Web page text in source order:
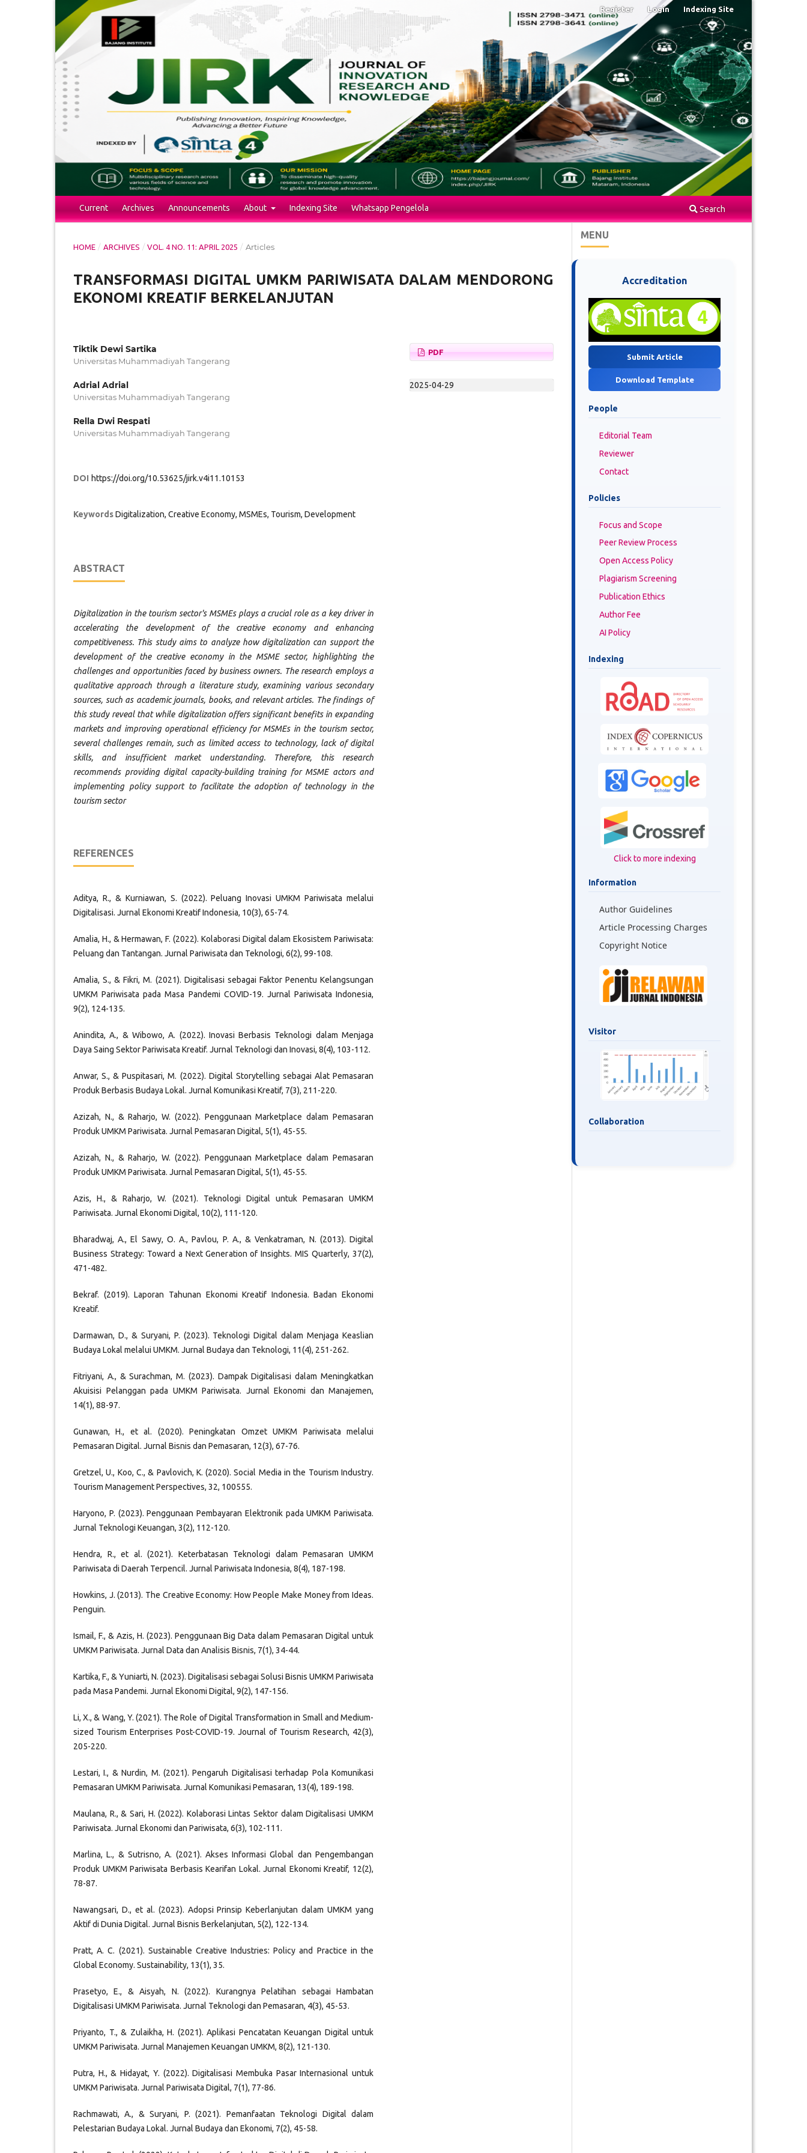
Current Archives Announcements About Indexing Site Whatsapp Pengelola Search
Register Login Indexing Site
HOME / ARCHIVES / VOL. 4 NO. 11: APRIL 2025 / Articles
TRANSFORMASI DIGITAL UMKM PARIWISATA DALAM MENDORONG
EKONOMI KREATIF BERKELANJUTAN
Tiktik Dewi Sartika
Universitas Muhammadiyah Tangerang
Adrial Adrial
Universitas Muhammadiyah Tangerang
Rella Dwi Respati
Universitas Muhammadiyah Tangerang
DOI https://doi.org/10.53625/jirk.v4i11.10153
KeywordsDigitalization, Creative Economy, MSMEs, Tourism, Development
ABSTRACT
Digitalization in the tourism sector's MSMEs plays a crucial role as a key driver in
accelerating the development of the creative economy and enhancing
competitiveness. This study aims to analyze how digitalization can support the
development of the creative economy in the MSME sector, highlighting the
challenges and opportunities faced by business owners. The research employs a
qualitative approach through a literature study, examining various secondary
sources, such as academic journals, books, and relevant articles. The findings of
this study reveal that while digitalization offers significant benefits in expanding
markets and improving operational efficiency for MSMEs in the tourism sector,
several challenges remain, such as limited access to technology, lack of digital
skills, and insufficient market understanding. Therefore, this research
recommends providing digital capacity-building training for MSME actors and
implementing policy support to facilitate the adoption of technology in the
tourism sector
REFERENCES
Aditya, R., & Kurniawan, S. (2022). Peluang Inovasi UMKM Pariwisata melalui
Digitalisasi. Jurnal Ekonomi Kreatif Indonesia, 10(3), 65-74.
Amalia, H., & Hermawan, F. (2022). Kolaborasi Digital dalam Ekosistem Pariwisata:
Peluang dan Tantangan. Jurnal Pariwisata dan Teknologi, 6(2), 99-108.
Amalia, S., & Fikri, M. (2021). Digitalisasi sebagai Faktor Penentu Kelangsungan
UMKM Pariwisata pada Masa Pandemi COVID-19. Jurnal Pariwisata Indonesia,
9(2), 124-135.
Anindita, A., & Wibowo, A. (2022). Inovasi Berbasis Teknologi dalam Menjaga
Daya Saing Sektor Pariwisata Kreatif. Jurnal Teknologi dan Inovasi, 8(4), 103-112.
Anwar, S., & Puspitasari, M. (2022). Digital Storytelling sebagai Alat Pemasaran
Produk Berbasis Budaya Lokal. Jurnal Komunikasi Kreatif, 7(3), 211-220.
Azizah, N., & Raharjo, W. (2022). Penggunaan Marketplace dalam Pemasaran
Produk UMKM Pariwisata. Jurnal Pemasaran Digital, 5(1), 45-55.
Azizah, N., & Raharjo, W. (2022). Penggunaan Marketplace dalam Pemasaran
Produk UMKM Pariwisata. Jurnal Pemasaran Digital, 5(1), 45-55.
Azis, H., & Raharjo, W. (2021). Teknologi Digital untuk Pemasaran UMKM
Pariwisata. Jurnal Ekonomi Digital, 10(2), 111-120.
Bharadwaj, A., El Sawy, O. A., Pavlou, P. A., & Venkatraman, N. (2013). Digital
Business Strategy: Toward a Next Generation of Insights. MIS Quarterly, 37(2),
471-482.
Bekraf. (2019). Laporan Tahunan Ekonomi Kreatif Indonesia. Badan Ekonomi
Kreatif.
Darmawan, D., & Suryani, P. (2023). Teknologi Digital dalam Menjaga Keaslian
Budaya Lokal melalui UMKM. Jurnal Budaya dan Teknologi, 11(4), 251-262.
Fitriyani, A., & Surachman, M. (2023). Dampak Digitalisasi dalam Meningkatkan
Akuisisi Pelanggan pada UMKM Pariwisata. Jurnal Ekonomi dan Manajemen,
14(1), 88-97.
Gunawan, H., et al. (2020). Peningkatan Omzet UMKM Pariwisata melalui
Pemasaran Digital. Jurnal Bisnis dan Pemasaran, 12(3), 67-76.
Gretzel, U., Koo, C., & Pavlovich, K. (2020). Social Media in the Tourism Industry.
Tourism Management Perspectives, 32, 100555.
Haryono, P. (2023). Penggunaan Pembayaran Elektronik pada UMKM Pariwisata.
Jurnal Teknologi Keuangan, 3(2), 112-120.
Hendra, R., et al. (2021). Keterbatasan Teknologi dalam Pemasaran UMKM
Pariwisata di Daerah Terpencil. Jurnal Pariwisata Indonesia, 8(4), 187-198.
Howkins, J. (2013). The Creative Economy: How People Make Money from Ideas.
Penguin.
Ismail, F., & Azis, H. (2023). Penggunaan Big Data dalam Pemasaran Digital untuk
UMKM Pariwisata. Jurnal Data dan Analisis Bisnis, 7(1), 34-44.
Kartika, F., & Yuniarti, N. (2023). Digitalisasi sebagai Solusi Bisnis UMKM Pariwisata
pada Masa Pandemi. Jurnal Ekonomi Digital, 9(2), 147-156.
Li, X., & Wang, Y. (2021). The Role of Digital Transformation in Small and Medium-
sized Tourism Enterprises Post-COVID-19. Journal of Tourism Research, 42(3),
205-220.
Lestari, I., & Nurdin, M. (2021). Pengaruh Digitalisasi terhadap Pola Komunikasi
Pemasaran UMKM Pariwisata. Jurnal Komunikasi Pemasaran, 13(4), 189-198.
Maulana, R., & Sari, H. (2022). Kolaborasi Lintas Sektor dalam Digitalisasi UMKM
Pariwisata. Jurnal Ekonomi dan Pariwisata, 6(3), 102-111.
Marlina, L., & Sutrisno, A. (2021). Akses Informasi Global dan Pengembangan
Produk UMKM Pariwisata Berbasis Kearifan Lokal. Jurnal Ekonomi Kreatif, 12(2),
78-87.
Nawangsari, D., et al. (2023). Adopsi Prinsip Keberlanjutan dalam UMKM yang
Aktif di Dunia Digital. Jurnal Bisnis Berkelanjutan, 5(2), 122-134.
Pratt, A. C. (2021). Sustainable Creative Industries: Policy and Practice in the
Global Economy. Sustainability, 13(1), 35.
Prasetyo, E., & Aisyah, N. (2022). Kurangnya Pelatihan sebagai Hambatan
Digitalisasi UMKM Pariwisata. Jurnal Teknologi dan Pemasaran, 4(3), 45-53.
Priyanto, T., & Zulaikha, H. (2021). Aplikasi Pencatatan Keuangan Digital untuk
UMKM Pariwisata. Jurnal Manajemen Keuangan UMKM, 8(2), 121-130.
Putra, H., & Hidayat, Y. (2022). Digitalisasi Membuka Pasar Internasional untuk
UMKM Pariwisata. Jurnal Pariwisata Digital, 7(1), 77-86.
Rachmawati, A., & Suryani, P. (2021). Pemanfaatan Teknologi Digital dalam
Pelestarian Budaya Lokal. Jurnal Budaya dan Ekonomi, 7(2), 45-58.
PDF
2025-04-29
MENU
Accreditation
Submit Article
Download Template
People
Editorial Team
Reviewer
Contact
Policies
Focus and Scope
Peer Review Process
Open Access Policy
Plagiarism Screening
Publication Ethics
Author Fee
AI Policy
Indexing
Click to more indexing
Information
Author Guidelines
Article Processing Charges
Copyright Notice
Visitor
Collaboration